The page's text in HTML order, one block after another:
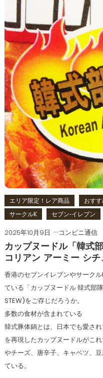
エリア限定！レア商品 おすす
サークルK
セブン‐イレブン
2025年10月9日
コンビニ通信
カップヌードル「韓式
コリアン アーミー シチ
香港のセブンイレブンやサーク
ている「カップヌードル 韓式部
STEW)をご存じだろうか。
多数の食材が含まれている
韓式豚体鍋とは、日本でも愛さ
を再現したカップヌードルがこ
やチーズ、唐辛子、キャベツ、
ている。